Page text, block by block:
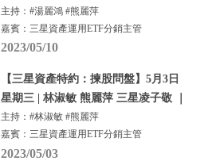
主持：#湯麗鴻 #熊麗萍
嘉賓：三星資產運用ETF分銷主管
2023/05/10
【三星資產特約：揀股問盤】5月3日
星期三 | 林淑敏 熊麗萍 三星凌子敬 ｜
主持：#林淑敏 #熊麗萍
嘉賓：三星資產運用ETF分銷主管
2023/05/03